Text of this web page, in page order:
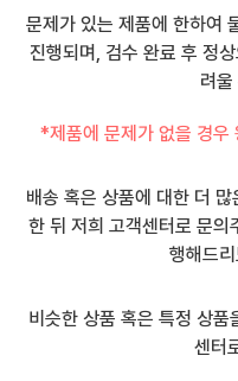
문제가 있는 제품에 한하여
진행되며, 검수 완료 후 정
려
*제품에 문제가 없을 경우
배송 혹은 상품에 대한 더
한 뒤 저희 고객센터로 문의
행해드
비슷한 상품 혹은 특정 상
센터